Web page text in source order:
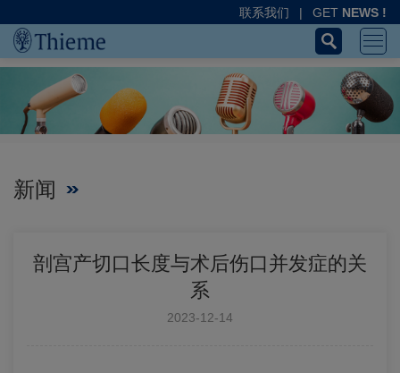
联系我们 | GET NEWS !
新闻
剖宫产切口长度与术后伤口并发症的关
系
2023-12-14